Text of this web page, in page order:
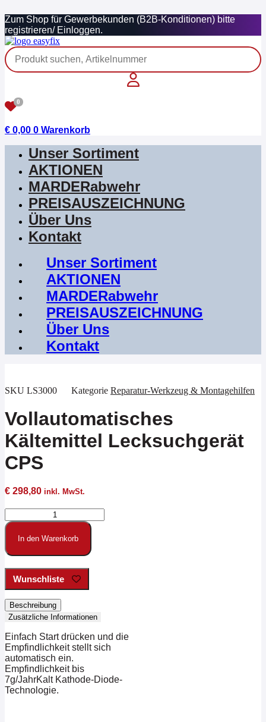
Inhalt
springen
Zum Shop für Gewerbekunden (B2B-Konditionen) bitte
registrieren/ Einloggen.
0
€ 0,00 0 Warenkorb
Unser Sortiment
AKTIONEN
MARDERabwehr
PREISAUSZEICHNUNG
Über Uns
Kontakt
Unser Sortiment
AKTIONEN
MARDERabwehr
PREISAUSZEICHNUNG
Über Uns
Kontakt
SKU LS3000 Kategorie Reparatur-Werkzeug & Montagehilfen
Vollautomatisches
Kältemittel Lecksuchgerät
CPS
€ 298,80 inkl. MwSt.
Vollautomatisches
Kältemittel
Lecksuchgerät
Menge
In den Warenkorb
Wunschliste
Beschreibung
Zusätzliche Informationen
Einfach Start drücken und die
Empfindlichkeit stellt sich
automatisch ein.
Empfindlichkeit bis
7g/JahrKalt Kathode-Diode-
Technologie.